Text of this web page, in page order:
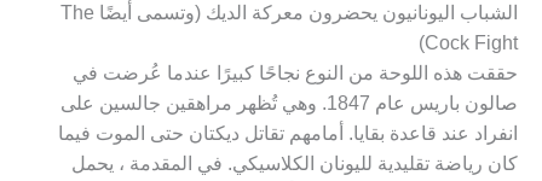
الشباب اليونانيون يحضرون معركة الديك (وتسمى أيضًا The
Cock Fight)
حققت هذه اللوحة من النوع نجاحًا كبيرًا عندما عُرضت في
صالون باريس عام 1847. وهي تُظهر مراهقين جالسين على
انفراد عند قاعدة بقايا. أمامهم تقاتل ديكتان حتى الموت فيما
كان رياضة تقليدية لليونان الكلاسيكي. في المقدمة ، يحمل